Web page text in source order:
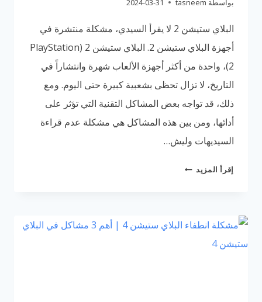
البلاي ستيشن 2 لا يقرأ السيدي، مشكلة منتشرة في
أجهزة البلاي ستيشن 2. البلاي ستيشن 2 (PlayStation
2)، واحدة من أكثر أجهزة الألعاب شهرة وانتشاراً في
التاريخ، لا تزال تحظى بشعبية كبيرة حتى اليوم. ومع
ذلك، قد تواجه بعض المشاكل التقنية التي تؤثر على
أدائها، ومن بين هذه المشاكل هي مشكلة عدم قراءة
السيديهات وليش…
إقرأ المزيد البلاي
يقرأ